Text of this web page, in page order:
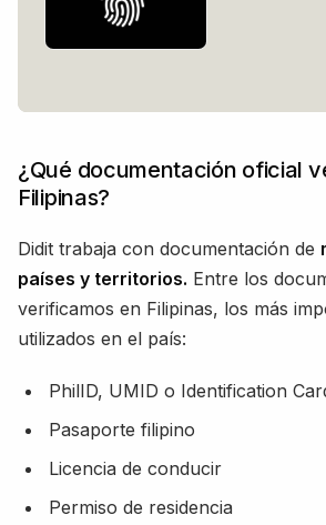
¿Qué documentación oficial
Filipinas?
Didit trabaja con documentación de
países y territorios. Entre los
verificamos en Filipinas, los más
utilizados en el país:
PhilID, UMID o Identification
Pasaporte filipino
Licencia de conducir
Permiso de residencia